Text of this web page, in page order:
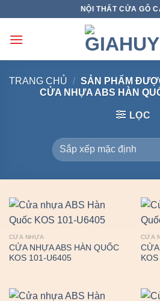
content
NỘI THẤT CỬA GỖ
TRANG CHỦ / SẢN PHẨM
CỬA NHỰA ABS HÀN
LỌC
CỬA NHỰA
CỬA NHỰA ABS HÀN QUỐC
KOS 101-U6405
CỬA